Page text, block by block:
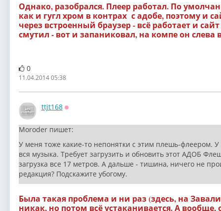
Однако, разобрался. Плеер работал. По
как и гугл хром в контрах с адобе, поэтому и
через встроенный браузер - всё работает и
смутил - вот и запаниковал, на компе он слева
0
11.04.2014 05:38
ttjt168
Moroder пишет:
У меня тоже какие-то непонятки с этим плешь-флеером.
вся музыка. Требует загрузить и обновить этот АДОБ
загрузка все 17 метров. А дальше - тишина, ничего не
редакция? Подскажите убогому.
Была такая проблема и ни раз (здесь, на
никак, но потом всё устаканивается. А